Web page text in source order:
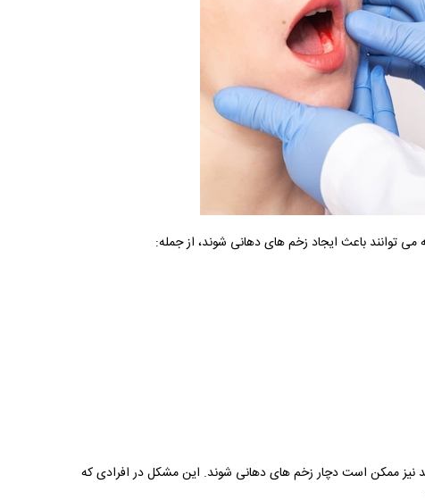
توانند باعث ایجاد زخم های دهانی شوند، از جمله:
نیز ممکن است دچار زخم های دهانی شوند. این مشکل در افرادی که